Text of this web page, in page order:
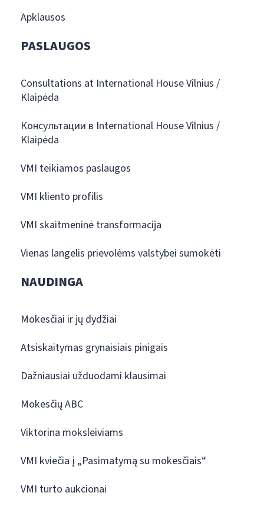
Apklausos
PASLAUGOS
Consultations at International House Vilnius /
Klaipėda
Консультации в International House Vilnius /
Klaipėda
VMI teikiamos paslaugos
VMI kliento profilis
VMI skaitmeninė transformacija
Vienas langelis prievolėms valstybei sumokėti
NAUDINGA
Mokesčiai ir jų dydžiai
Atsiskaitymas grynaisiais pinigais
Dažniausiai užduodami klausimai
Mokesčių ABC
Viktorina moksleiviams
VMI kviečia į „Pasimatymą su mokesčiais“
VMI turto aukcionai